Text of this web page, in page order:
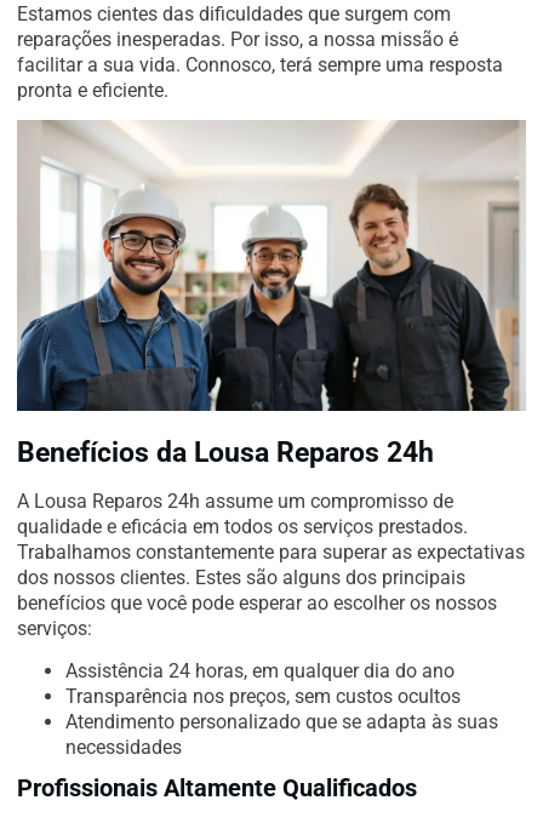
Estamos cientes das dificuldades que surgem com
reparações inesperadas. Por isso, a nossa missão é
facilitar a sua vida. Connosco, terá sempre uma resposta
pronta e eficiente.
Benefícios da Lousa Reparos 24h
A Lousa Reparos 24h assume um compromisso de
qualidade e eficácia em todos os serviços prestados.
Trabalhamos constantemente para superar as expectativas
dos nossos clientes. Estes são alguns dos principais
benefícios que você pode esperar ao escolher os nossos
serviços:
Assistência 24 horas, em qualquer dia do ano
Transparência nos preços, sem custos ocultos
Atendimento personalizado que se adapta às suas
necessidades
Profissionais Altamente Qualificados